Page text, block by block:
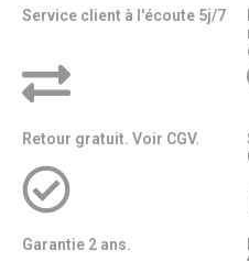
Service client à l'écoute 5j/7
Retour gratuit. Voir CGV.
Garantie 2 ans.